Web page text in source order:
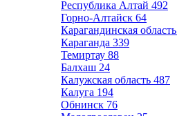
Республика Алтай 492
Горно-Алтайск 64
Карагандинская область
Караганда 339
Темиртау 88
Балхаш 24
Калужская область 487
Калуга 194
Обнинск 76